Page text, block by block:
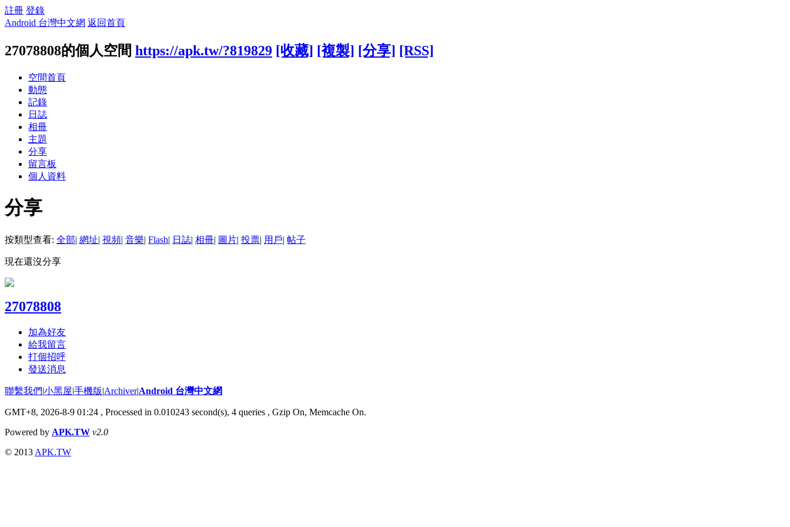
註冊 登錄
Android 台灣中文網 返回首頁
27078808的個人空間 https://apk.tw/?819829 [收藏] [複製] [分享] [RSS]
空間首頁
動態
記錄
日誌
相冊
主題
分享
留言板
個人資料
分享
按類型查看: 全部| 網址| 視頻| 音樂| Flash| 日誌| 相冊| 圖片| 投票| 用戶| 帖子
現在還沒分享
27078808
加為好友
給我留言
打個招呼
發送消息
聯繫我們|小黑屋|手機版|Archiver|Android 台灣中文網
GMT+8, 2026-8-9 01:24 , Processed in 0.010243 second(s), 4 queries , Gzip On, Memcache On.
Powered by APK.TW v2.0
© 2013 APK.TW